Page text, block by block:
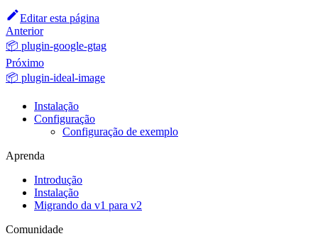
Editar esta página
Anterior
📦 plugin-google-gtag
Próximo
📦 plugin-ideal-image
Instalação
Configuração
Configuração de exemplo
Aprenda
Introdução
Instalação
Migrando da v1 para v2
Comunidade